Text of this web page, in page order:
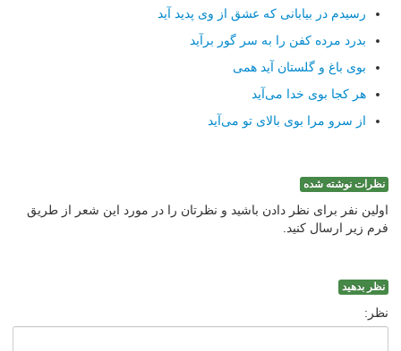
رسیدم در بیابانی كه عشق از وی پدید آید
بدرد مرده كفن را به سر گور برآید
بوی باغ و گلستان آید همی
هر كجا بوی خدا می‌آید
از سرو مرا بوی بالای تو می‌آید
نظرات نوشته شده
اولین نفر برای نظر دادن باشید و نظرتان را در مورد این شعر از طریق
فرم زیر ارسال کنید.
نظر بدهید
نظر: